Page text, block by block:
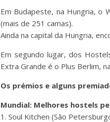
Em Budapeste, na Hungria, o
(mais de 251 camas).
Ainda na capital da Hungria,
Em segundo lugar, dos
Extra Grande é o Plus Berlim,
Os prémios e alguns
Mundial: Melhores hostels
1. Soul Kitchen (São